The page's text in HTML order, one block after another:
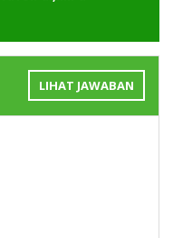
LIHAT JAWABAN